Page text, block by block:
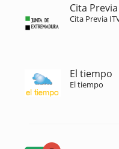
Cita
Cita Previa
El tiempo
El tiempo